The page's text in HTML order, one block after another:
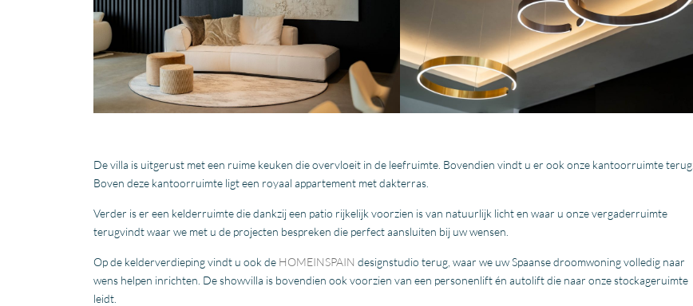
De villa is uitgerust met een ruime keuken die overvloeit in de leefruimte. Bovendien vindt u er ook onze kantoorruimte terug.
Boven deze kantoorruimte ligt een royaal appartement met dakterras.
Verder is er een kelderruimte die dankzij een patio rijkelijk voorzien is van natuurlijk licht en waar u onze vergaderruimte
terugvindt waar we met u de projecten bespreken die perfect aansluiten bij uw wensen.
Op de kelderverdieping vindt u ook de HOMEINSPAIN designstudio terug, waar we uw Spaanse droomwoning volledig naar
wens helpen inrichten. De showvilla is bovendien ook voorzien van een personenlift én autolift die naar onze stockageruimte
leidt.